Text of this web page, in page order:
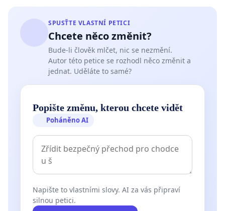
SPUSŤTE VLASTNÍ PETICI
Chcete něco změnit?
Bude-li člověk mlčet, nic se nezmění.
Autor této petice se rozhodl něco změnit a
jednat. Uděláte to samé?
Popište změnu, kterou chcete vidět
Poháněno AI
Napište to vlastními slovy. AI za vás připraví
silnou petici.